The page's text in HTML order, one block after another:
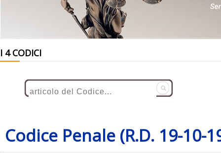
I 4 CODICI
Codice Penale (R.D. 19-10-